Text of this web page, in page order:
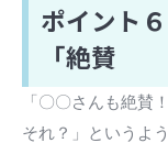
ポイント
「絶賛
「〇〇さんも絶賛
それ？」というよ